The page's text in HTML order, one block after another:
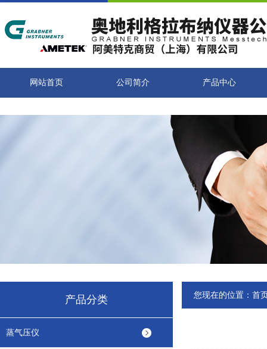
网站首页 公司简介 产品中心
产品分类
蒸气压仪
您现在的位置： 首